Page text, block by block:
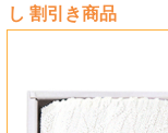
香典返し
結婚内祝い
し 割引き商品